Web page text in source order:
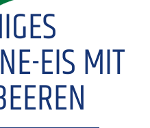
EIS MIT